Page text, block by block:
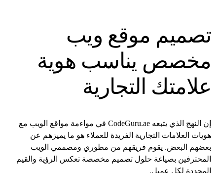
تصميم موقع ويب
مخصص يناسب هوية
علامتك التجارية
إن النهج الذي يتبعه CodeGuru.ae في مواءمة مواقع الويب مع
هويات العلامات التجارية الفريدة للعملاء هو ما يميزهم عن
بعضهم البعض. يقوم فريقهم من مطوري ومصممي الويب
المحترفين بصياغة حلول تصميم مخصصة تعكس الرؤية والقيم
المحددة لكل عميل.